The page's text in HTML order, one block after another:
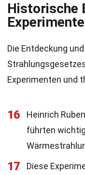
Historische
Experimente
Die Entdeckung
Experimenten und
16
Heinrich
führten
17
Diese